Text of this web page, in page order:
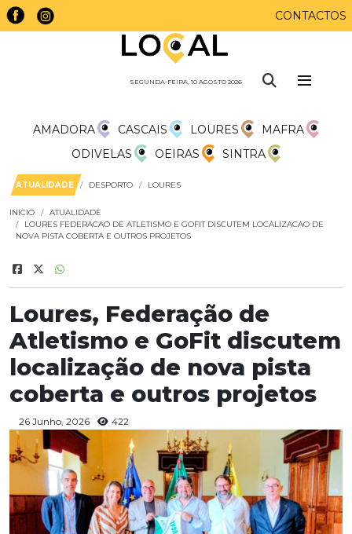
CONTACTOS
SEGUNDA-FEIRA, 10 AGOSTO 2026
AMADORA CASCAIS LOURES
MAFRA
ODIVELAS
OEIRAS SINTRA
ATUALIDADE DESPORTO LOURES
INICIO
ATUALIDADE
LOURES FEDERACAO DE ATLETISMO E GOFIT DISCUTEM LOCALIZACAO DE
NOVA PISTA COBERTA E OUTROS PROJETOS
Loures, Federação de
Atletismo e GoFit discutem
localização de nova pista
coberta e outros projetos
26 Junho, 2026 422